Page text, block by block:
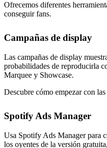
Ofrecemos diferentes
conseguir fans.
Campañas de display
Las campañas de display
probabilidades de reproducirla
Marquee y Showcase.
Descubre cómo empezar con
Spotify Ads Manager
Usa Spotify Ads Manager para
los oyentes de la versión